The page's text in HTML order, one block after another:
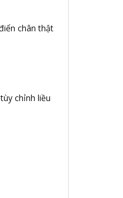
chân thật
chỉnh liều